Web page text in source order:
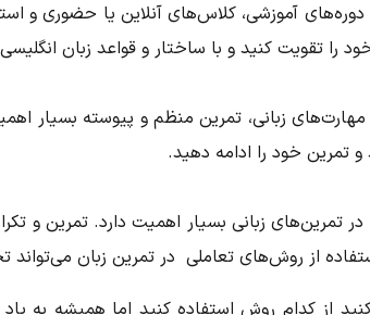
آموزشی، کلاس‌های آنلاین یا حضوری و
را تقویت کنید و با ساختار و قواعد زبان
مهارت‌های زبانی، تمرین منظم و پیوسته بسیار
تمرین خود را ادامه دهید.
تمرین‌های زبانی بسیار اهمیت دارد. تمرین و
از روش‌های تعاملی در تمرین زبان می‌تواند
از کدام روش استفاده کنید اما همیشه به